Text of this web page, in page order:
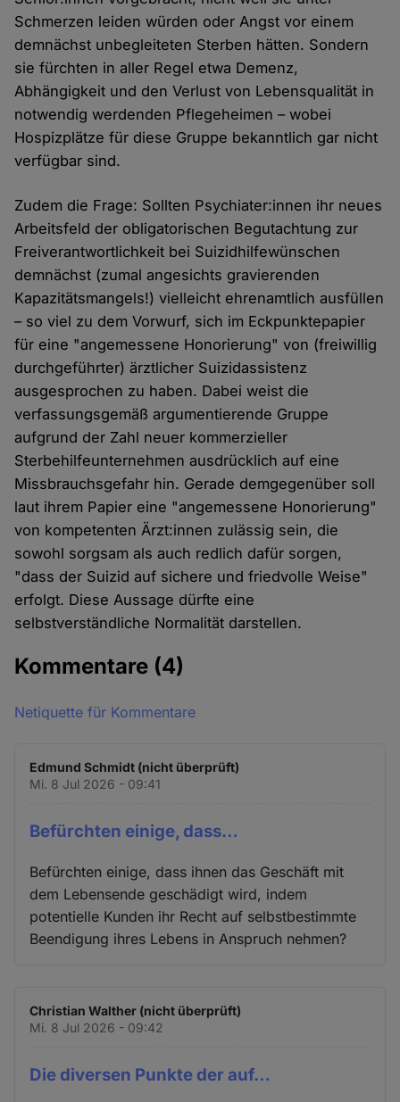
Schmerzen leiden würden oder Angst vor einem
demnächst unbegleiteten Sterben hätten. Sondern
sie fürchten in aller Regel etwa Demenz,
Abhängigkeit und den Verlust von Lebensqualität in
notwendig werdenden Pflegeheimen – wobei
Hospizplätze für diese Gruppe bekanntlich gar nicht
verfügbar sind.
Zudem die Frage: Sollten Psychiater:innen ihr neues
Arbeitsfeld der obligatorischen Begutachtung zur
Freiverantwortlichkeit bei Suizidhilfewünschen
demnächst (zumal angesichts gravierenden
Kapazitätsmangels!) vielleicht ehrenamtlich ausfüllen
– so viel zu dem Vorwurf, sich im Eckpunktepapier
für eine "angemessene Honorierung" von (freiwillig
durchgeführter) ärztlicher Suizidassistenz
ausgesprochen zu haben. Dabei weist die
verfassungsgemäß argumentierende Gruppe
aufgrund der Zahl neuer kommerzieller
Sterbehilfeunternehmen ausdrücklich auf eine
Missbrauchsgefahr hin. Gerade demgegenüber soll
laut ihrem Papier eine "angemessene Honorierung"
von kompetenten Ärzt:innen zulässig sein, die
sowohl sorgsam als auch redlich dafür sorgen,
"dass der Suizid auf sichere und friedvolle Weise"
erfolgt. Diese Aussage dürfte eine
selbstverständliche Normalität darstellen.
Kommentare (4)
Netiquette für Kommentare
Edmund Schmidt (nicht überprüft)
Mi. 8 Jul 2026 - 09:41
Befürchten einige, dass…
Befürchten einige, dass ihnen das Geschäft mit
dem Lebensende geschädigt wird, indem
potentielle Kunden ihr Recht auf selbstbestimmte
Beendigung ihres Lebens in Anspruch nehmen?
Christian Walther (nicht überprüft)
Mi. 8 Jul 2026 - 09:42
Die diversen Punkte der auf…